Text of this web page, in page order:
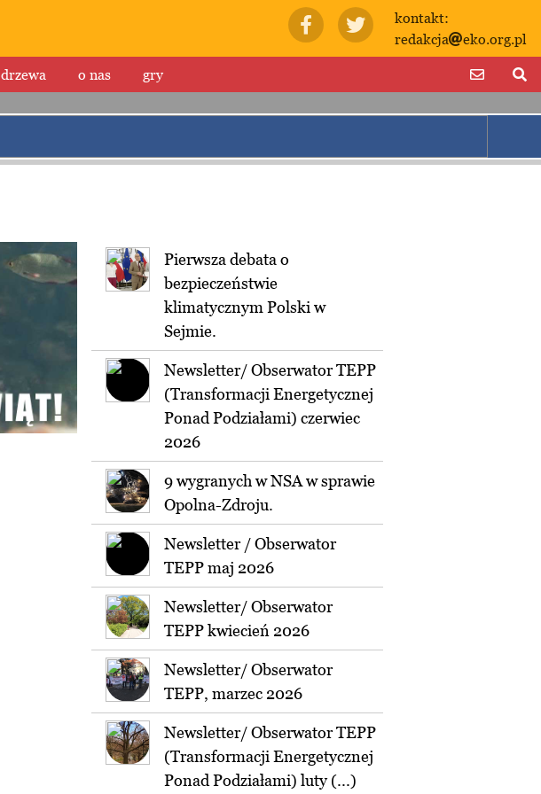
kontakt:
redakcja
eko.org.pl
drzewa o nas gry
Pierwsza debata o
bezpieczeństwie
klimatycznym Polski w
Sejmie.
Newsletter/ Obserwator TEPP
(Transformacji Energetycznej
Ponad Podziałami) czerwiec
2026
9 wygranych w NSA w sprawie
Opolna-Zdroju.
Newsletter / Obserwator
TEPP maj 2026
Newsletter/ Obserwator
TEPP kwiecień 2026
Newsletter/ Obserwator
TEPP, marzec 2026
Newsletter/ Obserwator TEPP
(Transformacji Energetycznej
Ponad Podziałami) luty (...)